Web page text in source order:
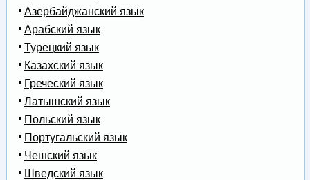
Азербайджанский язык
Арабский язык
Турецкий язык
Казахский язык
Греческий язык
Латышский язык
Польский язык
Португальский язык
Чешский язык
Шведский язык